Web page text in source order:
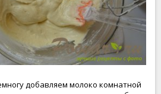
добавляем молоко комнатной